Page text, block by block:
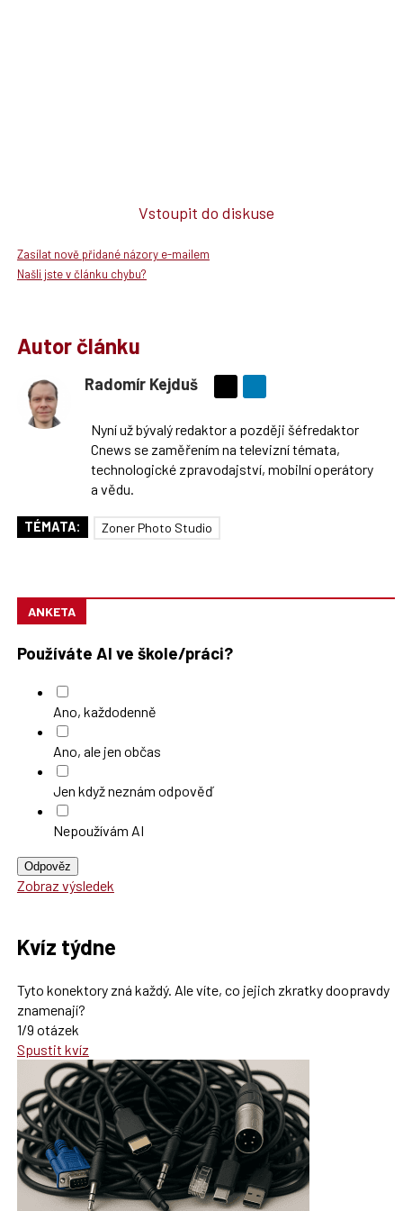
Vstoupit do diskuse
Zasílat nově přidané názory e-mailem
Našli jste v článku chybu?
Autor článku
Radomír Kejduš
síti
X
Nyní už bývalý redaktor a později šéfredaktor
Cnews se zaměřením na televizní témata,
technologické zpravodajství, mobilní operátory
a vědu.
TÉMATA: Zoner Photo Studio
ANKETA
Používáte AI ve škole/práci?
Ano, každodenně
Ano, ale jen občas
Jen když neznám odpověď
Nepoužívám AI
Odpověz
Zobraz výsledek
Kvíz týdne
Tyto konektory zná každý. Ale víte, co jejich zkratky doopravdy
znamenají?
1/9 otázek
Spustit kvíz